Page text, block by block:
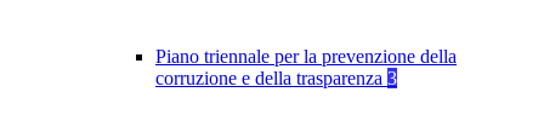
Piano triennale per la prevenzione della
corruzione e della trasparenza 3